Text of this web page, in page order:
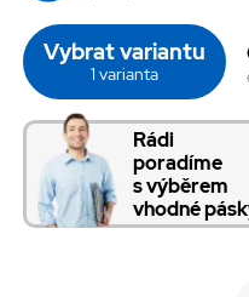
Vybrat variantu
1 varianta
Rádi
poradíme
s výběrem
vhodné